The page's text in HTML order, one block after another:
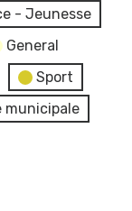
- Jeunesse
General
Sport
municipale